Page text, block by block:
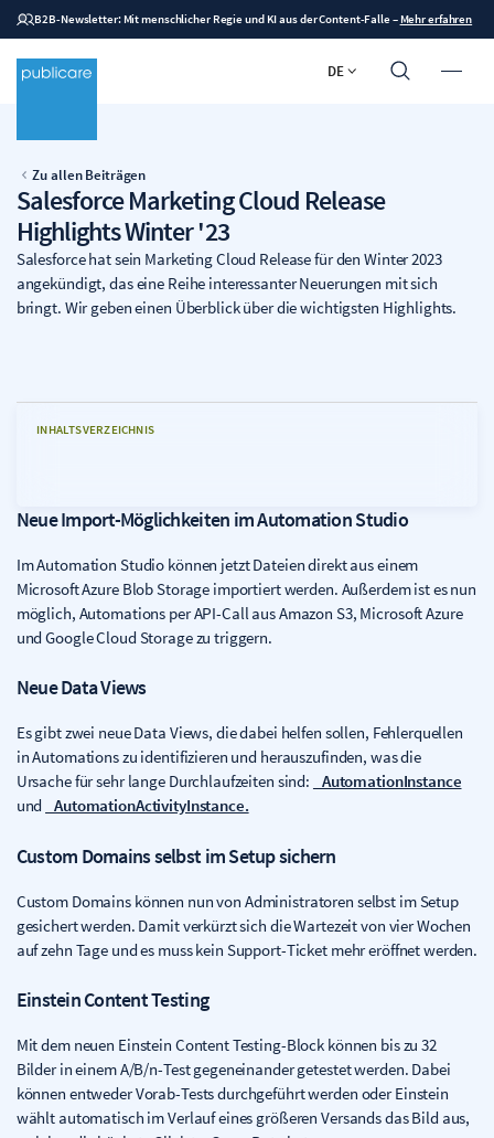
B2B-Newsletter: Mit menschlicher Regie und KI aus der Content-Falle– Mehr erfahren
DE
Zu allen Beiträgen
Salesforce Marketing Cloud Release
Highlights Winter '23
Salesforce hat sein Marketing Cloud Release für den Winter 2023
angekündigt, das eine Reihe interessanter Neuerungen mit sich
bringt. Wir geben einen Überblick über die wichtigsten Highlights.
Neue Import-Möglichkeiten im Automation Studio
Im Automation Studio können jetzt Dateien direkt aus einem
Microsoft Azure Blob Storage importiert werden. Außerdem ist es nun
möglich, Automations per API-Call aus Amazon S3, Microsoft Azure
und Google Cloud Storage zu triggern.
Neue Data Views
Es gibt zwei neue Data Views, die dabei helfen sollen, Fehlerquellen
in Automations zu identifizieren und herauszufinden, was die
Ursache für sehr lange Durchlaufzeiten sind:
_AutomationInstance
und
_AutomationActivityInstance.
Custom Domains selbst im Setup sichern
Custom Domains können nun von Administratoren selbst im Setup
gesichert werden. Damit verkürzt sich die Wartezeit von vier Wochen
auf zehn Tage und es muss kein Support-Ticket mehr eröffnet werden.
Einstein Content Testing
Mit dem neuen Einstein Content Testing-Block können bis zu 32
Bilder in einem A/B/n-Test gegeneinander getestet werden. Dabei
können entweder Vorab-Tests durchgeführt werden oder Einstein
wählt automatisch im Verlauf eines größeren Versands das Bild aus,
INHALTSVERZEICHNIS